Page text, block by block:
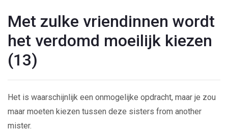
Met zulke vriendinnen wordt
het verdomd moeilijk kiezen
(13)
Het is waarschijnlijk een onmogelijke opdracht, maar je zou
maar moeten kiezen tussen deze sisters from another
mister.